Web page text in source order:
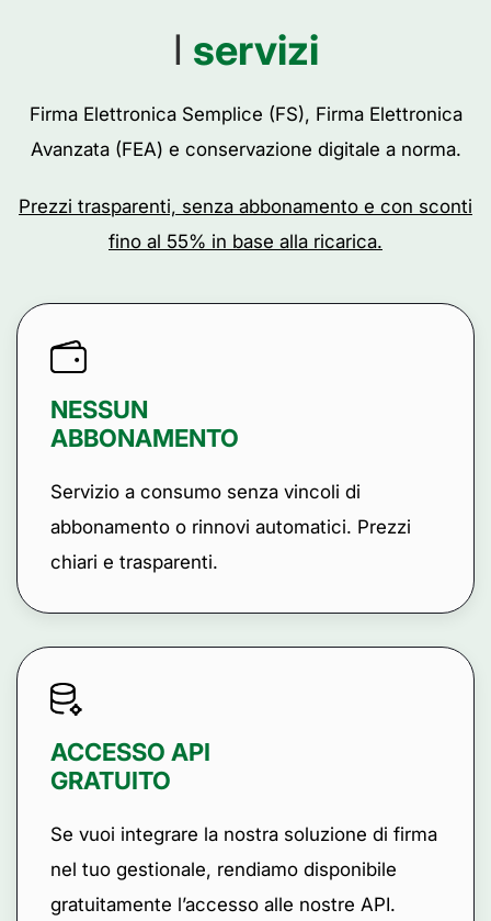
I servizi
Firma Elettronica Semplice (FS), Firma Elettronica
Avanzata (FEA) e conservazione digitale a norma.
Prezzi trasparenti, senza abbonamento e con sconti
fino al 55% in base alla ricarica.
NESSUN
ABBONAMENTO
Servizio a consumo senza vincoli di
abbonamento o rinnovi automatici. Prezzi
chiari e trasparenti.
ACCESSO API
GRATUITO
Se vuoi integrare la nostra soluzione di firma
nel tuo gestionale, rendiamo disponibile
gratuitamente l’accesso alle nostre API.